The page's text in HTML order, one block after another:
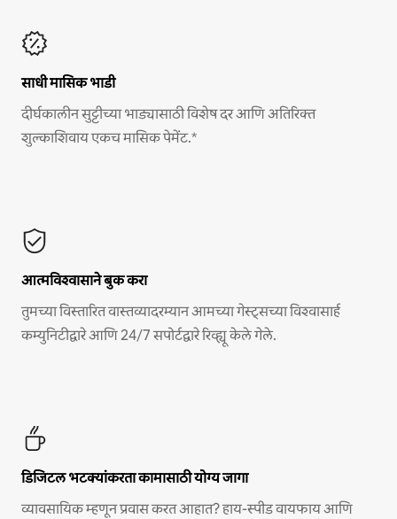
साधी मासिक भाडी
दीर्घकालीन सुट्टीच्या भाड्यासाठी विशेष दर आणि अतिरिक्त
शुल्काशिवाय एकच मासिक पेमेंट.*
आत्मविश्वासाने बुक करा
तुमच्या विस्तारित वास्तव्यादरम्यान आमच्या गेस्ट्सच्या विश्वासार्ह
कम्युनिटीद्वारे आणि 24/7 सपोर्टद्वारे रिव्ह्यू केले गेले.
डिजिटल भटक्यांकरता कामासाठी योग्य जागा
व्यावसायिक म्हणून प्रवास करत आहात? हाय-स्पीड वायफाय आणि